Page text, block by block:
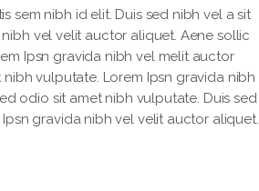
sem nibh id elit. Duis sed nibh vel a sit
vel velit auctor aliquet. Aene sollic
Ipsn gravida nibh vel melit auctor
vulputate. Lorem Ipsn gravida nibh
odio sit amet nibh vulputate. Duis sed
gravida nibh vel velit auctor aliquet.